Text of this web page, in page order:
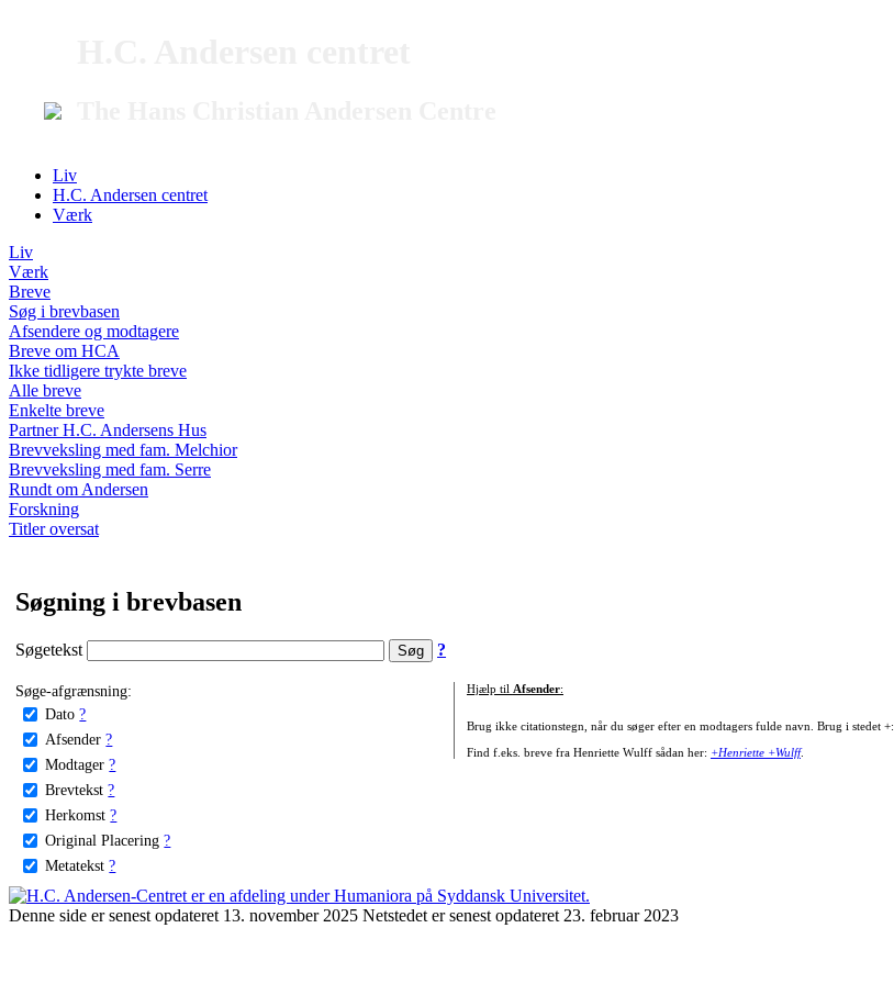
Liv
H.C. Andersen centret
Værk
Liv
Værk
Breve
Søg i brevbasen
Afsendere og modtagere
Breve om HCA
Ikke tidligere trykte breve
Alle breve
Enkelte breve
Partner H.C. Andersens Hus
Brevveksling med fam. Melchior
Brevveksling med fam. Serre
Rundt om Andersen
Forskning
Titler oversat
Søgning i brevbasen
Søgetekst ?
Søge-afgrænsning:
Dato ?
Afsender ?
Modtager ?
Brevtekst ?
Herkomst ?
Original Placering ?
Metatekst ?
Hjælp til Afsender:
Brug ikke citationstegn, når du søger efter en modtagers fulde navn. Brug i stedet +:
Find f.eks. breve fra Henriette Wulff sådan her: +Henriette +Wulff.
Denne side er senest opdateret 13. november 2025 Netstedet er senest opdateret 23. februar 2023